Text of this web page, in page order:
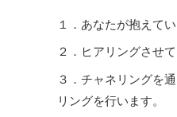
１．あなたが抱えて
２．ヒアリングさせ
３．チャネリングを
リングを行います。